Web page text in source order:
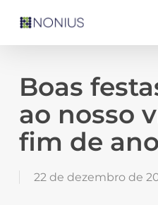
contentBoas
ao nosso
fim de ano
22 de dezembro de